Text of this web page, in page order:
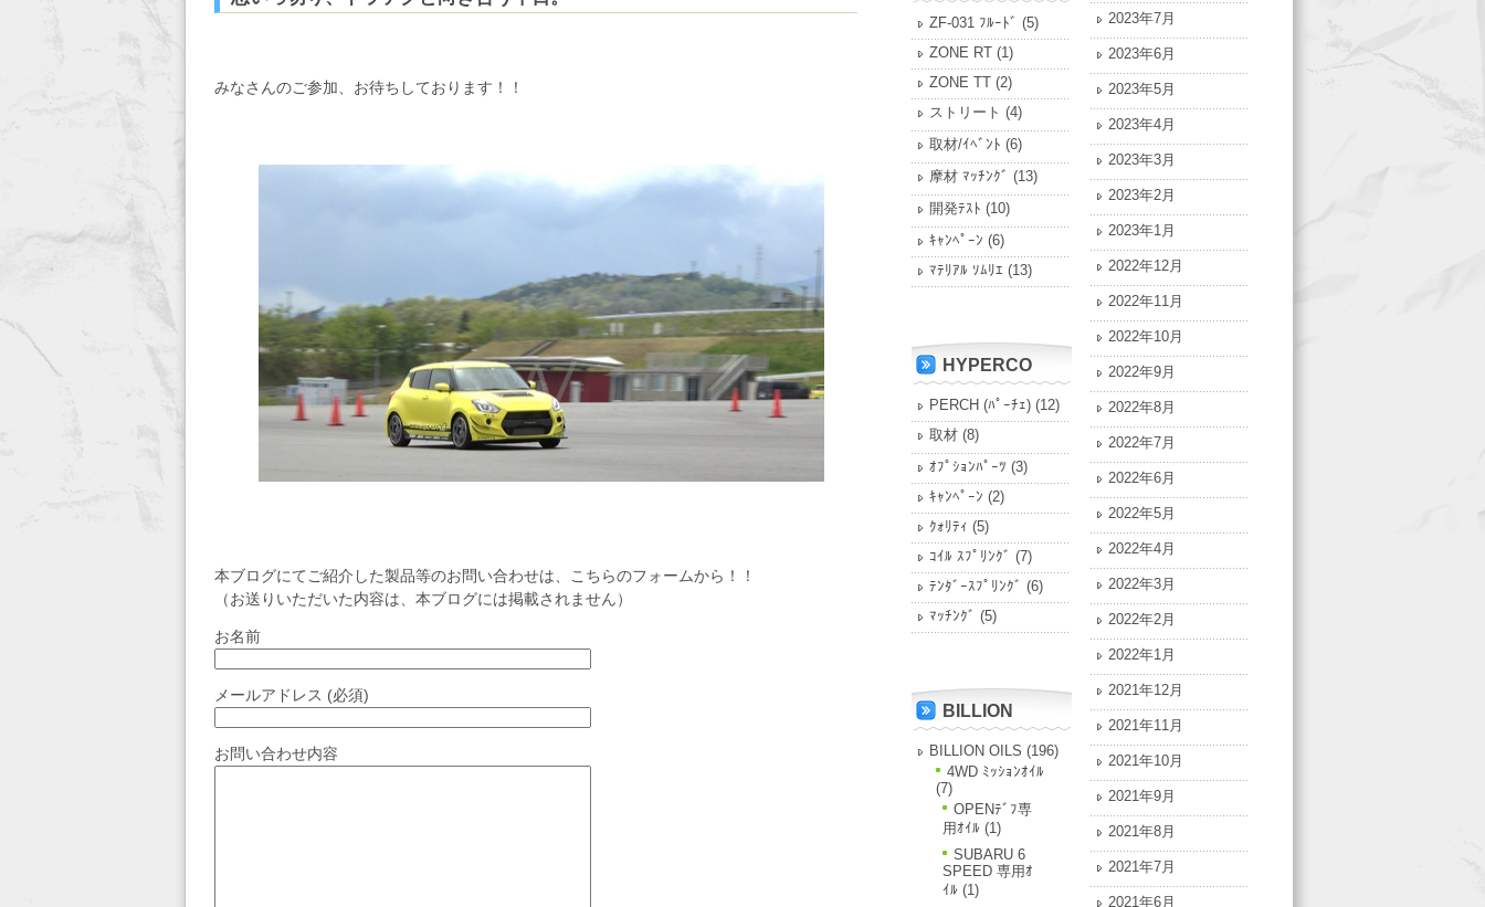
みなさんのご参加、お待ちしております！！
本ブログにてご紹介した製品等のお問い合わせは、こちらのフォームから！！
（お送りいただいた内容は、本ブログには掲載されません）
お名前
メールアドレス (必須)
お問い合わせ内容
ZF-031 ﾌﾙｰﾄﾞ (5)
ZONE RT (1)
ZONE TT (2)
ストリート (4)
取材/ｲﾍﾞﾝﾄ (6)
摩材 ﾏｯﾁﾝｸﾞ (13)
開発ﾃｽﾄ (10)
ｷｬﾝﾍﾟｰﾝ (6)
ﾏﾃﾘｱﾙ ｿﾑﾘｴ (13)
HYPERCO
PERCH (ﾊﾟｰﾁｪ) (12)
取材 (8)
ｵﾌﾟｼｮﾝﾊﾟｰﾂ (3)
ｷｬﾝﾍﾟｰﾝ (2)
ｸｫﾘﾃｨ (5)
ｺｲﾙ ｽﾌﾟﾘﾝｸﾞ (7)
ﾃﾝﾀﾞｰｽﾌﾟﾘﾝｸﾞ (6)
ﾏｯﾁﾝｸﾞ (5)
BILLION
BILLION OILS (196)
4WD ﾐｯｼｮﾝｵｲﾙ
(7)
OPENﾃﾞﾌ専
用ｵｲﾙ (1)
SUBARU 6
SPEED 専用ｵ
ｲﾙ (1)
2023年7月
2023年6月
2023年5月
2023年4月
2023年3月
2023年2月
2023年1月
2022年12月
2022年11月
2022年10月
2022年9月
2022年8月
2022年7月
2022年6月
2022年5月
2022年4月
2022年3月
2022年2月
2022年1月
2021年12月
2021年11月
2021年10月
2021年9月
2021年8月
2021年7月
2021年6月